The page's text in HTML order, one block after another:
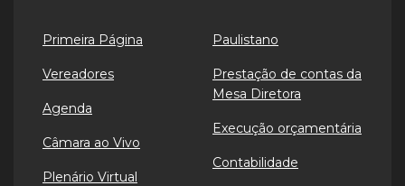
Primeira Página
Vereadores
Agenda
Câmara ao Vivo
Plenário Virtual
Paulistano
Prestação de contas da
Mesa Diretora
Execução orçamentária
Contabilidade